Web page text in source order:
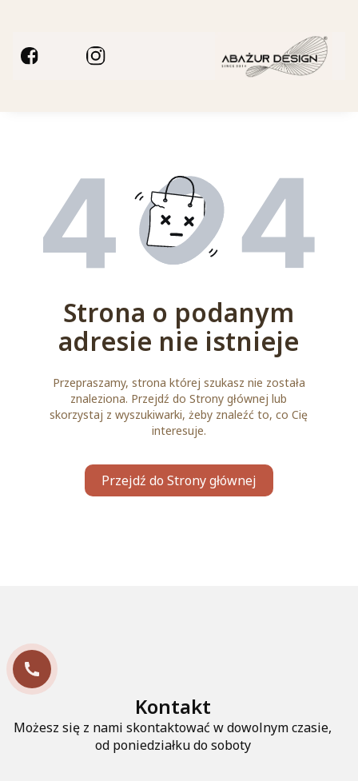
Strona o podanym
adresie nie istnieje
Przepraszamy, strona której szukasz nie została
znaleziona. Przejdź do Strony głównej lub
skorzystaj z wyszukiwarki, żeby znaleźć to, co Cię
interesuje.
Przejdź do Strony głównej
Kontakt
Możesz się z nami skontaktować w dowolnym czasie,
od poniedziałku do soboty